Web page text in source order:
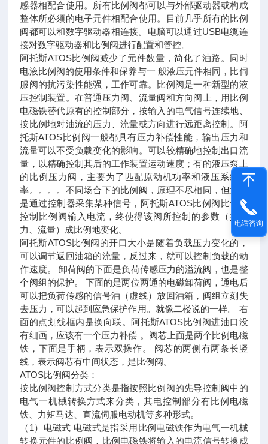
感器相配合使用。所有比例阀都可以与外部驱动器或构成
整体所必须的电子元件相配合使用。目前几乎所有的比例
阀都可以和数字驱动器相连接。电脑可以通过USB电缆连
接对数字驱动器和比例阀进行配置和管控。
阿托斯ATOS比例阀减少了元件数量，简化了油路。同时
电液比例阀的使用条件和保养与一 般液压元件相同，比伺
服阀的抗污染性能强，工作可靠。比例阀是一种新型的液
压控制装置。在普通压力阀、流量阀和方向阀上，用比例
电磁铁替代原有的控制部分，按输入的电气信号连续地、
按比例地对油流的压力、流量或方向进行远距离控制。阿
托斯ATOS比例阀一般都具有压力补偿性能，输出压力和
流量可以不受负载变化的影响。可以较精确地控制出口流
量，以精确控制其后的工作装置运动速度；有的液压泵上
的比例压力阀，主要为了匹配原动机功率和液压系统功
率。。。。不同场合下的比例阀，原理不尽相同，但大都
是通过控制器采集某种信号，阿托斯ATOS比例阀比例地
控制比例阀输入电流，终使得该阀所控制的参数（如压
力、流量）成比例地变化。
阿托斯ATOS比例阀的开口大小是随着负载压力变化的，
可以调节返回油箱的流量，反过来，就可以控制负载的动
作速度。 卸荷阀的下面是负荷传感压力的溢流阀，也是整
个阀组的保护。 下面的是两位两通的电磁卸荷阀，通电后
可以把负荷传感的信号油（虚线）放回油箱，阀组立刻失
去压力，可以起到应急保护作用。就像二楼说的一样。 右
面的点划线框内是换向联。阿托斯ATOS比例阀进油口没
有细画，应该有一个压力补偿 。阀芯上面是两个比例电磁
铁，下面是手柄，表示双操作。 阀芯的两侧有两条长竖
线，表示阀芯有中间状态，是比例阀。
ATOS比例阀分类：
按比例阀控制方式分类是指按照比例阀的先导控制阀中的
电气一机械转换方式来分类，其电控制部分有比例电磁
铁、力矩马达、直流伺服电动机等多种形式。
（1）电磁式 电磁式是指采用比例电磁铁作为电气一机械
转换元件的比例阀，比例电磁铁将输入的电流信号转换成
电话咨询